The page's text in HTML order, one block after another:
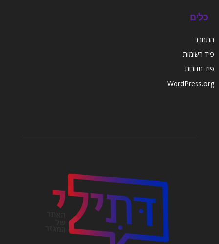
כלים
התחבר
פיד רשומות
פיד תגובות
WordPress.org